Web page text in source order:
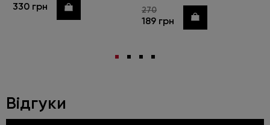
330 грн Купити 270
189 грн Купити
Відгуки